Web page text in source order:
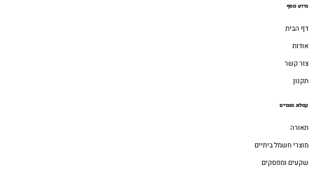
מידע נוסף
דף הבית
אודות
צור קשר
תקנון
קטלוג מוצרים
תאורה
מוצרי חשמל ביתיים
שקעים ומפסקים